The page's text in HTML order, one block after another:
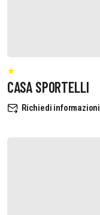
CASA SPORTELLI
Richiedi informazioni